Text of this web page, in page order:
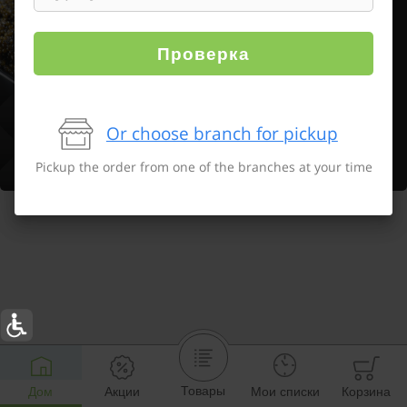
Дом Акции Товары Мои списки Корзина
Проверка
Or choose branch for pickup
Pickup the order from one of the branches at your time